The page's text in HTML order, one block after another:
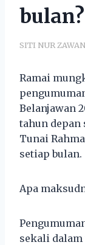
bulan?
SITI NUR
Ramai
Belanjawan
tahun depan
Tunai
setiap bulan.
Apa
sekali dalam